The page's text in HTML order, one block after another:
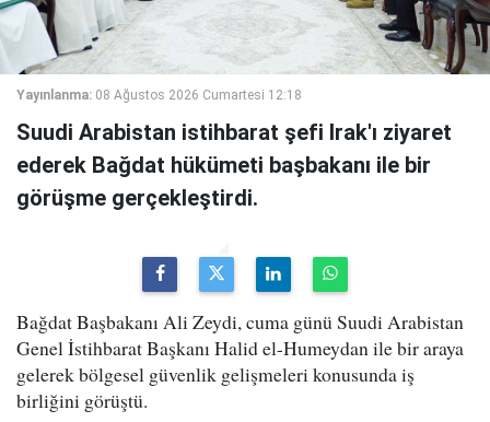
Yayınlanma: 08 Ağustos 2026 Cumartesi 12:18
Suudi Arabistan istihbarat şefi Irak'ı ziyaret
ederek Bağdat hükümeti başbakanı ile bir
görüşme gerçekleştirdi.
Bağdat Başbakanı Ali Zeydi, cuma günü Suudi Arabistan
Genel İstihbarat Başkanı Halid el-Humeydan ile bir araya
gelerek bölgesel güvenlik gelişmeleri konusunda iş
birliğini görüştü.